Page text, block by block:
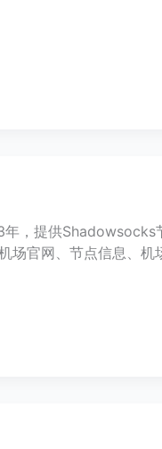
，提供Shadowsocks
场官网、节点信息、